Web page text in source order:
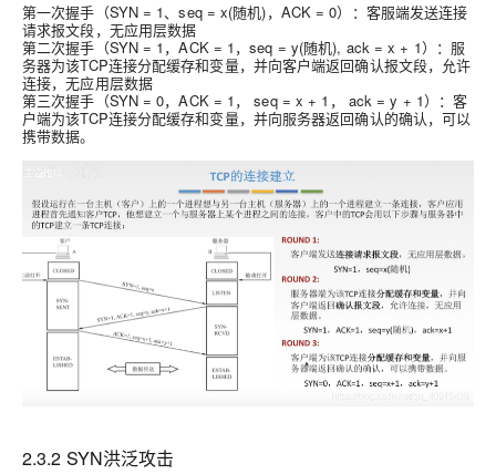
第一次握手（SYN = 1、seq = x(随机)，ACK = 0）：客服端发送连接
请求报文段，无应用层数据
第二次握手（SYN = 1，ACK = 1，seq = y(随机), ack = x + 1）：服
务器为该TCP连接分配缓存和变量，并向客户端返回确认报文段，允许
连接，无应用层数据
第三次握手（SYN = 0，ACK = 1， seq = x + 1， ack = y + 1）：客
户端为该TCP连接分配缓存和变量，并向服务器返回确认的确认，可以
携带数据。
2.3.2 SYN洪泛攻击